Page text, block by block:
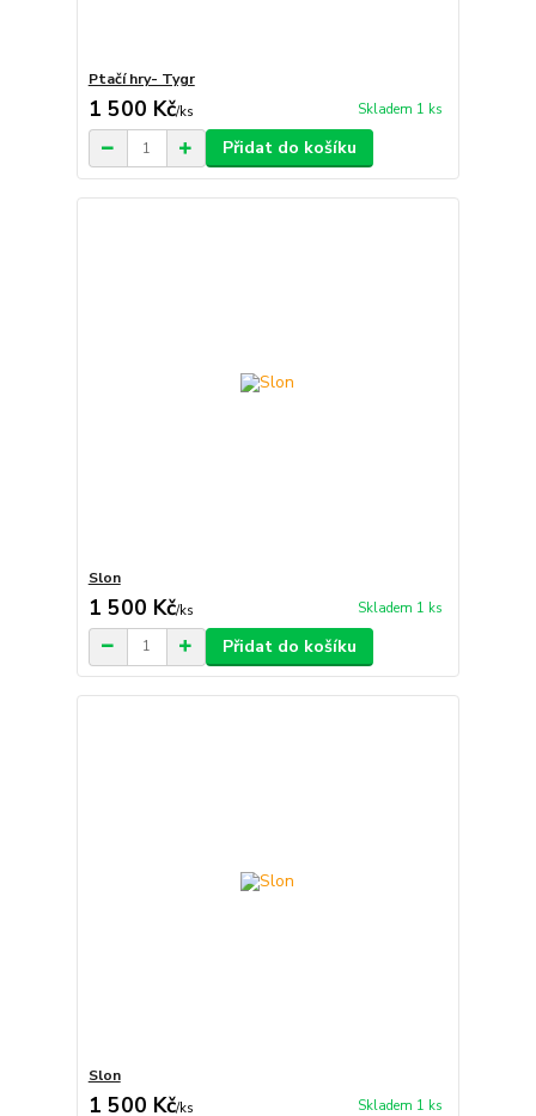
Ptačí hry- Tygr
1 500 Kč/ks Skladem 1 ks
Přidat do košíku
Slon
1 500 Kč/ks Skladem 1 ks
Přidat do košíku
Slon
1 500 Kč/ks Skladem 1 ks